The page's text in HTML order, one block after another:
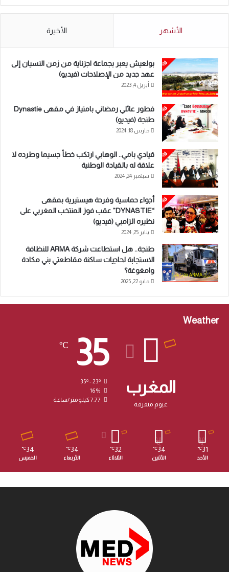
الأشهر الأخيرة
بولعيش يعبر بجماعة اجزناية من زمن النسيان إلى
عهد جديد من الإصلاحات (فيديو)
أبريل 4, 2023
فطور عائلي رمضاني بامتياز في مقهى Dynastie
طنجة (فيديو)
مارس 18, 2024
قيادي بامي.. الوهابي ارتكب خطأ جسيما وطرده لا
علاقة له بالقيادة الوطنية
سبتمبر 24, 2024
أجواء حماسية وفرحة هيستيرية بمقهى
“DYNASTIE” عقب فوز المنتخب المغربي على
نظيره الزامبي (فيديو)
يناير 25, 2024
طنجة.. هل استطاعت شركة ARMA للنظافة
الاستجابة لحاجيات ساكنة مقاطعتي بني مكادة
وامغوغة؟
مايو 22, 2025
Weather
المغرب
غيوم متفرقة
35
℃
16%
7.77 كيلومتر/ساعة
31
℃
الأحد
34
℃
الأثنين
32
℃
الثلاثاء
34
℃
الأربعاء
34
℃
الخميس